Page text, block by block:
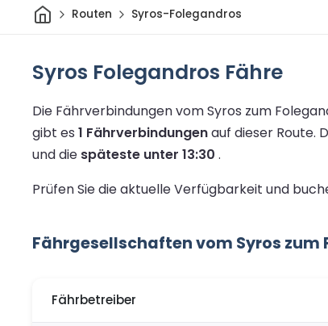
HeimRouten Syros-Folegandros
Syros Folegandros Fähre
Die Fährverbindungen vom Syros zum
gibt es 1 Fährverbindungenauf dieser Route.
und die späteste unter 13:30 .
Prüfen Sie die aktuelle Verfügbarkeit und
Fährgesellschaften vom Syros zum
Fährbetreiber